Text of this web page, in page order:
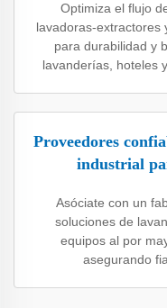
Optimiza el flujo
lavadoras-extractores
para durabilidad y
lavanderías, hoteles
Proveedores
industrial
Asóciate con un
soluciones de
equipos al por
asegurando